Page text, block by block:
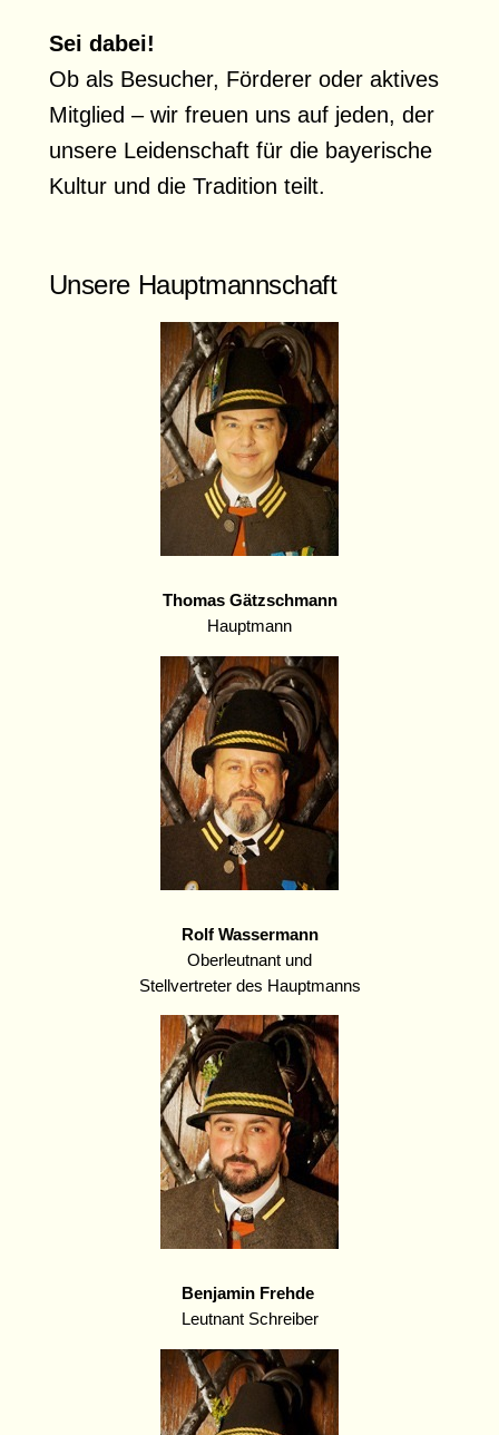
Sei dabei!
Ob als Besucher, Förderer oder aktives
Mitglied – wir freuen uns auf jeden, der
unsere Leidenschaft für die bayerische
Kultur und die Tradition teilt.
Unsere Hauptmannschaft
Thomas Gätzschmann
Hauptmann
Rolf Wassermann
Oberleutnant und
Stellvertreter des Hauptmanns
Benjamin Frehde
Leutnant Schreiber